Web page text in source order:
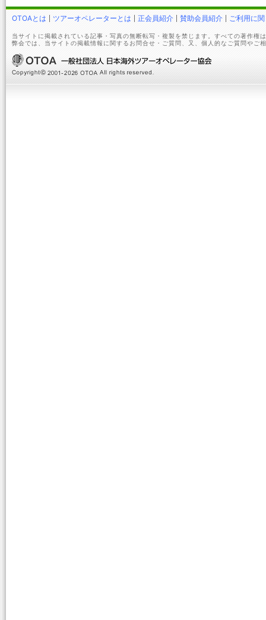
OTOAとは ツアーオペレーターとは 正会員紹介 賛助会員紹介 ご利用に
当サイトに掲載されている記事・写真の無断転写・複製を禁じます。すべての著作権
弊会では、当サイトの掲載情報に関するお問合せ・ご質問、又、個人的なご質問やご